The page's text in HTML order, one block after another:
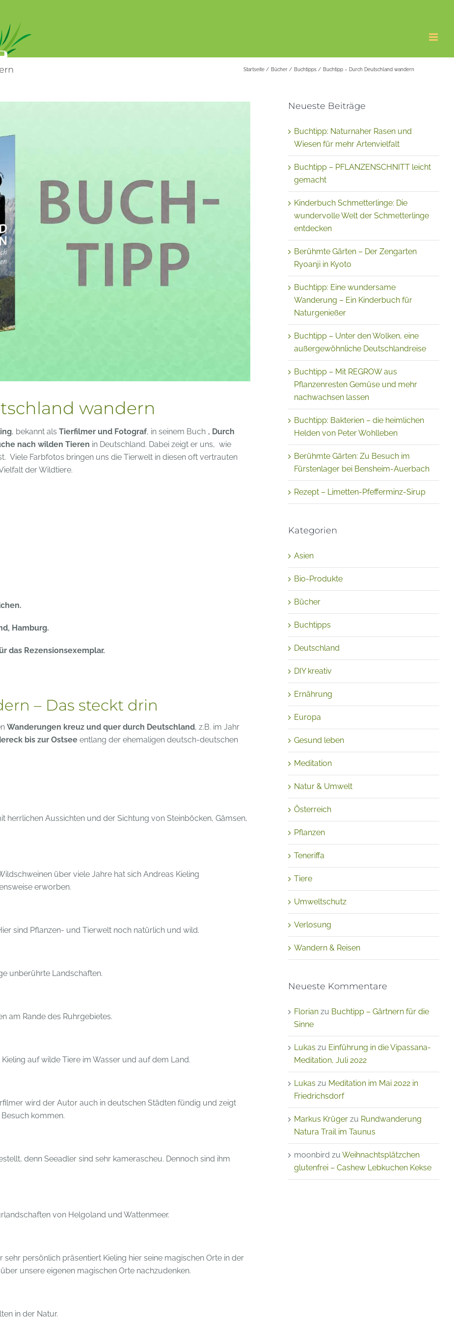
Startseite Bücher Buchtipps Buchtipp – Durch Deutschland wandern
wandern
, bekannt als Tierfilmer und Fotograf, in seinem Buch „ Durch
nach wilden Tieren in Deutschland. Dabei zeigt er uns, wie
Viele Farbfotos bringen uns die Tierwelt in diesen oft vertrauten
der Wildtiere.
Hamburg.
das Rezensionsexemplar.
– Das steckt drin
Wanderungen kreuz und quer durch Deutschland, z.B. im Jahr
bis zur Ostsee entlang der ehemaligen deutsch-deutschen
Aussichten und der Sichtung von Steinböcken, Gämsen,
über viele Jahre hat sich Andreas Kieling
erworben.
sind Pflanzen- und Tierwelt noch natürlich und wild.
unberührte Landschaften.
am Rande des Ruhrgebietes.
auf wilde Tiere im Wasser und auf dem Land.
wird der Autor auch in deutschen Städten fündig und zeigt
kommen.
denn Seeadler sind sehr kamerascheu. Dennoch sind ihm
von Helgoland und Wattenmeer.
persönlich präsentiert Kieling hier seine magischen Orte in der
unsere eigenen magischen Orte nachzudenken.
in der Natur.
Neueste Beiträge
Buchtipp: Naturnaher Rasen und
Wiesen für mehr Artenvielfalt
Buchtipp – PFLANZENSCHNITT leicht
gemacht
Kinderbuch Schmetterlinge: Die
wundervolle Welt der Schmetterlinge
entdecken
Berühmte Gärten – Der Zengarten
Ryoanji in Kyoto
Buchtipp: Eine wundersame
Wanderung – Ein Kinderbuch für
Naturgenießer
Buchtipp – Unter den Wolken, eine
außergewöhnliche Deutschlandreise
Buchtipp – Mit REGROW aus
Pflanzenresten Gemüse und mehr
nachwachsen lassen
Buchtipp: Bakterien – die heimlichen
Helden von Peter Wohlleben
Berühmte Gärten: Zu Besuch im
Fürstenlager bei Bensheim-Auerbach
Rezept – Limetten-Pfefferminz-Sirup
Kategorien
Asien
Bio-Produkte
Bücher
Buchtipps
Deutschland
DIY kreativ
Ernährung
Europa
Gesund leben
Meditation
Natur & Umwelt
Österreich
Pflanzen
Teneriffa
Tiere
Umweltschutz
Verlosung
Wandern & Reisen
Neueste Kommentare
Florianzu Buchtipp – Gärtnern für die
Sinne
Lukas zu Einführung in die Vipassana-
Meditation, Juli 2022
Lukas zu Meditation im Mai 2022 in
Friedrichsdorf
Markus Krügerzu Rundwanderung
Natura Trail im Taunus
moonbird zu Weihnachtsplätzchen
glutenfrei – Cashew Lebkuchen Kekse